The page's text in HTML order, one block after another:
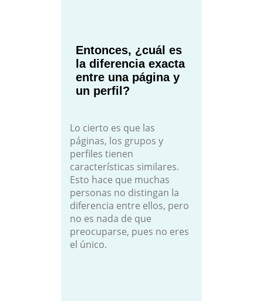
Entonces, ¿cuál es
la diferencia exacta
entre una página y
un perfil?
Lo cierto es que las
páginas, los grupos y
perfiles tienen
características similares.
Esto hace que muchas
personas no distingan la
diferencia entre ellos, pero
no es nada de que
preocuparse, pues no eres
el único.